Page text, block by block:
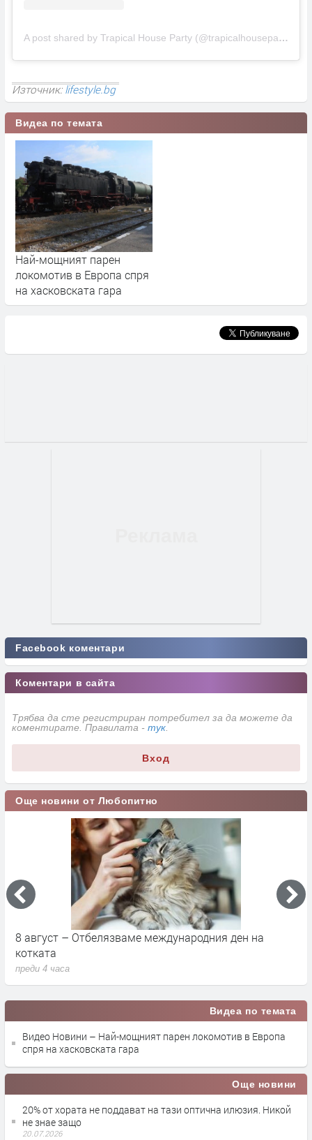
A post shared by Trapical House Party (@trapicalhouseparty)
Източник:lifestyle.bg
Видеа по темата
Най-мощният парен
локомотив в Европа спря
на хасковската гара
Facebook коментари
Коментари в сайта
Трябва да сте регистриран потребител за да можете да
коментирате. Правилата - тук
Вход
Още новини от Любопитно
8 август – Отбелязваме международния ден на
котката
преди 4 часа
Видеа по темата
Видео Новини – Най-мощният парен локомотив в Европа
спря на хасковската гара
Още новини
20% от хората не поддават на тази оптична илюзия. Никой
не знае защо
20.07.2026